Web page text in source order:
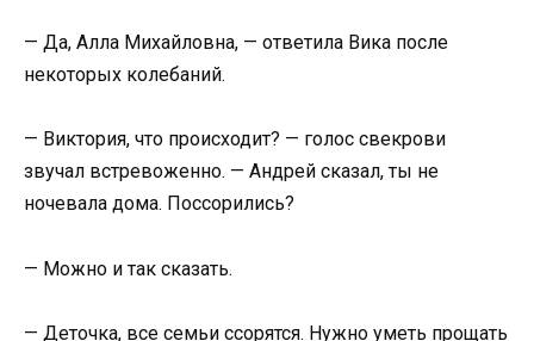
— Да, Алла Михайловна, — ответила Вика после
некоторых колебаний.
— Виктория, что происходит? — голос свекрови
звучал встревоженно. — Андрей сказал, ты не
ночевала дома. Поссорились?
— Можно и так сказать.
— Деточка, все семьи ссорятся. Нужно уметь прощать